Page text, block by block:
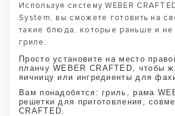
Используя систему WEBER
System, вы сможете готовить на
такие блюда, которые раньше и не
гриле.
Просто установите на место
планчу WEBER CRAFTED, чтобы
яичницу или ингредиенты для
Вам понадобятся: гриль, рама
решетки для приготовления,
CRAFTED.